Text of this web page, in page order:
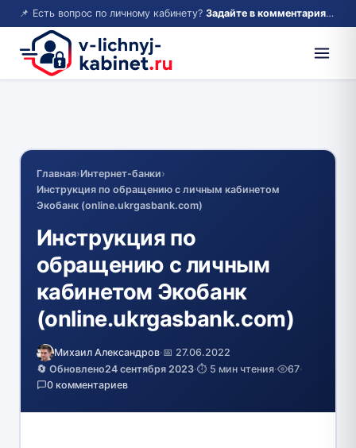
📌 Есть вопрос по личному кабинету? Задайте в комментариях — ответим!
Главная›Интернет-банки›
Инструкция по обращению с личным кабинетом
Экобанк (online.ukrgasbank.com)
Инструкция по
обращению с личным
кабинетом Экобанк
(online.ukrgasbank.com)
Михаил Александров·📅 27.06.2022
🔄 Обновлено24 сентября 2023·⏱️ 5 мин чтения· 67·
0 комментариев